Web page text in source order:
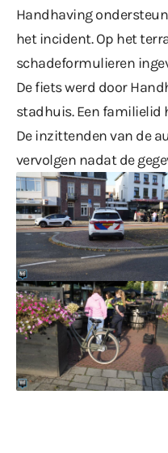
Handhaving
het incident. Op het
schadeformulieren
De fiets werd door
stadhuis. Een familielid
De inzittenden van de
vervolgen nadat de